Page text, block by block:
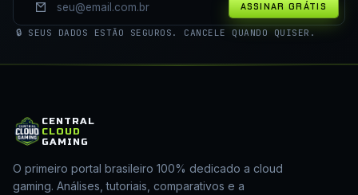
ASSINAR GRÁTIS
🔒 SEUS DADOS ESTÃO SEGUROS. CANCELE QUANDO QUISER.
CENTRAL
CLOUD
GAMING
O primeiro portal brasileiro 100% dedicado a cloud
gaming. Análises, tutoriais, comparativos e a